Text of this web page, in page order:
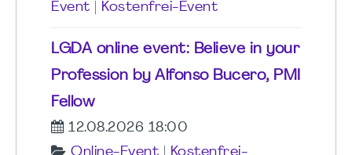
Event
Kostenfrei-Event
LGDA online event: Believe in your
Profession by Alfonso Bucero, PMI
Fellow
12.08.2026 18:00
Online-Event
Kostenfrei-